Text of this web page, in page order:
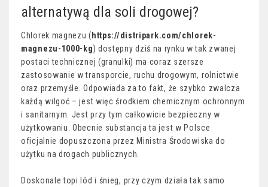
alternatywą dla soli drogowej?
Chlorek magnezu ( https://distripark.com/chlorek-
magnezu-1000-kg) dostępny dziś na rynku w tak zwanej
postaci technicznej (granulki) ma coraz szersze
zastosowanie w transporcie, ruchu drogowym, rolnictwie
oraz przemyśle. Odpowiada za to fakt, że szybko zwalcza
każdą wilgoć – jest więc środkiem chemicznym ochronnym
i sanitarnym. Jest przy tym całkowicie bezpieczny w
użytkowaniu. Obecnie substancja ta jest w Polsce
oficjalnie dopuszczona przez Ministra Środowiska do
użytku na drogach publicznych.
Doskonale topi lód i śnieg, przy czym działa tak samo